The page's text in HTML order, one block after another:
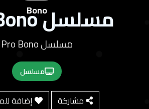
مسلسل Pro Bono
مسلسل Pro Bono
مسلسل
مشاركة إضافة